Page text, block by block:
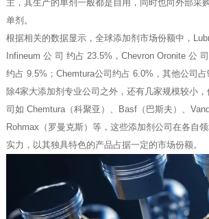
主，其生产的单剂一般都是自用，同时也向外部采
单剂。
根据相关的数据显示，全球添加剂市场份额中，
Infineum 公 司 约占 23.5%，Chevron Oronite 公
约占 9.5%；Chemtura公司约占 6.0%，其他公司占
除4家大添加剂专业公司之外，还有几家规模较小
司如 Chemtura（科聚亚）、Basf（巴斯夫）、
Rohmax（罗曼克斯）等，这些添加剂公司在各自
实力，以其独具特色的产品占据一定的市场份额。